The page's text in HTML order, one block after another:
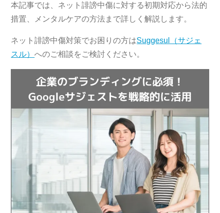
本記事では、ネット誹謗中傷に対する初期対応から法的
措置、メンタルケアの方法まで詳しく解説します。
ネット誹謗中傷対策でお困りの方はSuggesul（サジェ
スル）へのご相談をご検討ください。